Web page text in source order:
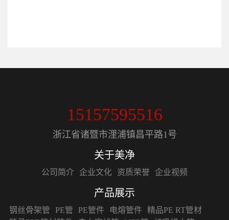
15157595516
浙江省诸暨市浬浦镇昌平路1号
关于美净
公司简介 企业文化 资质荣誉 企业视频
产品展示
钢丝骨架管 PE管 PE管件 电熔管件 精品PE RT管材